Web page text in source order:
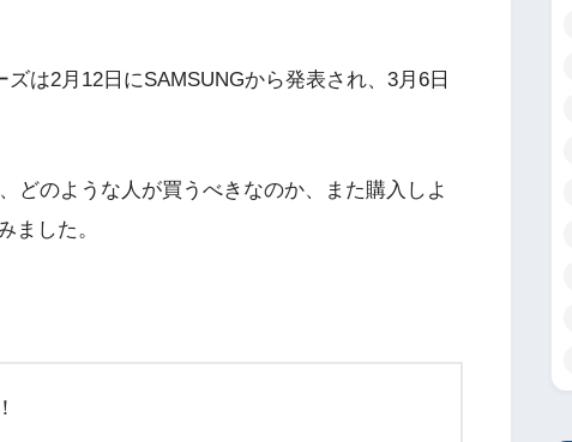
は2月12日にSAMSUNGから発表され、3月6日
どのような人が買うべきなのか、また購入しよ
ました。